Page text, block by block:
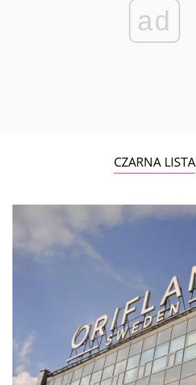
ad
CZARNA LISTA